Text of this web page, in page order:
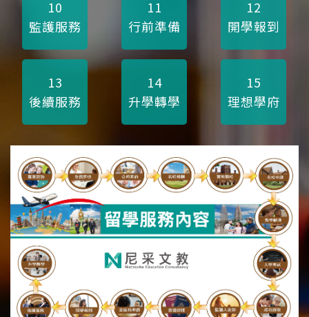
10
監護服務
11
行前準備
12
開學報到
13
後續服務
14
升學轉學
15
理想學府